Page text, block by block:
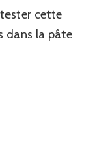
tester cette
dans la pâte